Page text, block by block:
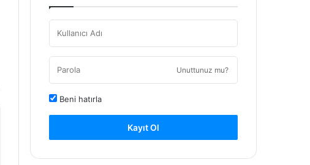
Unuttunuz mu?
Beni hatırla
Kayıt Ol